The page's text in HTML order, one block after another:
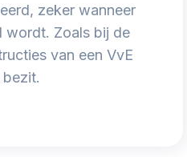
zeker wanneer
wordt. Zoals bij de
van een VvE